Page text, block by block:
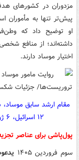
مزدوران در کشورهای
پیش‌تر تنها به مأموران
او توضیح داد که
داشته‌اند؛ از منافع
اختیار موساد دارند.
مقام ارشد سابق موساد،
۱۲ اسرائیل، ۶ ژوئن ۲۰۲۶. (اسکرین‌شات از شبکه ۱۲)
پول‌پاشی برای عناصر
سوم فروردین ۱۴۰۵